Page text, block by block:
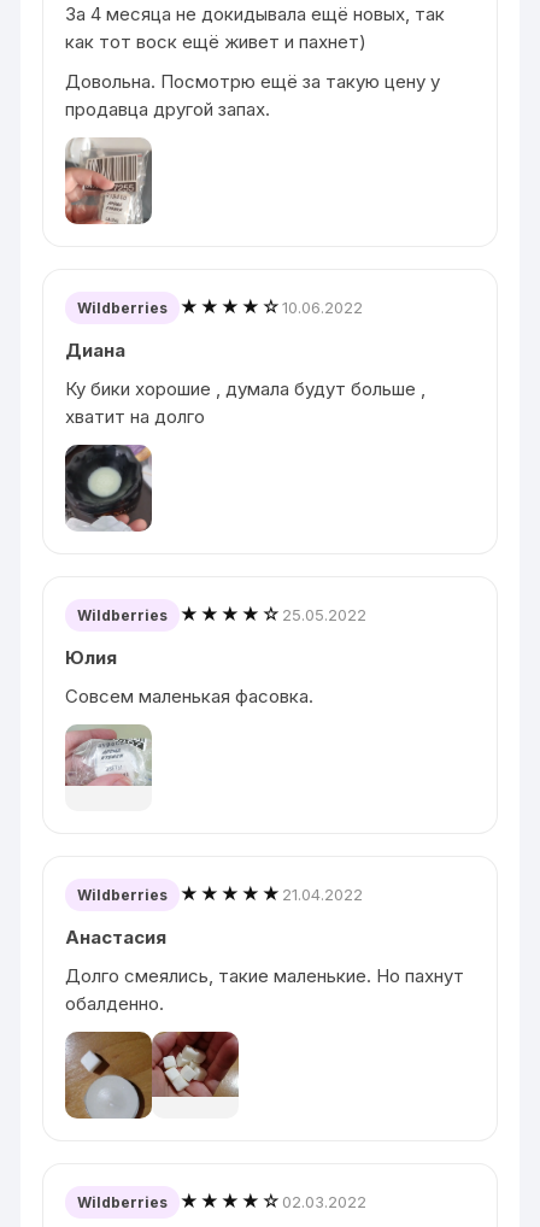
За 4 месяца не докидывала ещё новых, так
как тот воск ещё живет и пахнет)
Довольна. Посмотрю ещё за такую цену у
продавца другой запах.
Wildberries ★★★★☆10.06.2022
Диана
Ку бики хорошие , думала будут больше ,
хватит на долго
Wildberries ★★★★☆ 25.05.2022
Юлия
Совсем маленькая фасовка.
Wildberries ★★★★★ 21.04.2022
Анастасия
Долго смеялись, такие маленькие. Но пахнут
обалденно.
Wildberries ★★★★☆ 02.03.2022